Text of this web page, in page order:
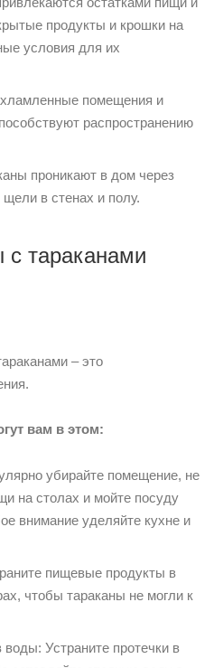
продукты и крошки на
условия для их
помещения и
распространению
проникают в дом через
в стенах и полу.
тараканами
– это
вам в этом:
убирайте помещение, не
на столах и мойте посуду
внимание уделяйте кухне и
пищевые продукты в
чтобы тараканы не могли к
воды: Устраните протечки в